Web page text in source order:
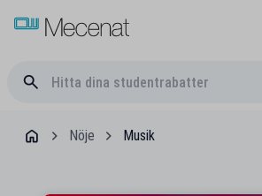
Nöje Musik